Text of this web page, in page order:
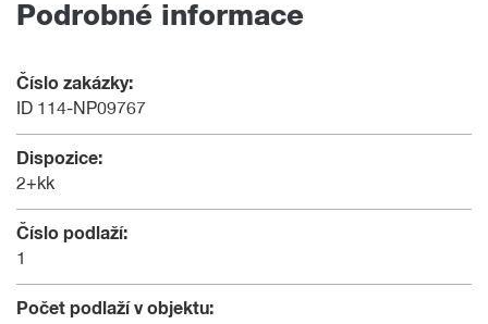
Podrobné informace
Číslo zakázky:
ID 114-NP09767
Dispozice:
2+kk
Číslo podlaží:
1
Počet podlaží v objektu: